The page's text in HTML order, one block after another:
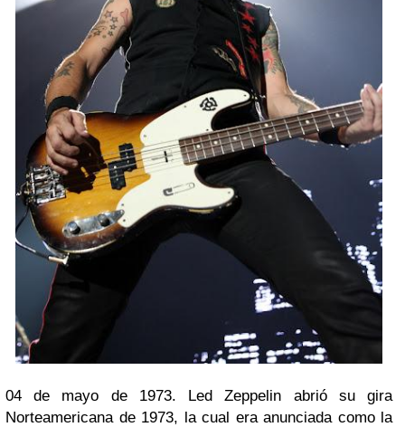
04 de mayo de 1973. Led Zeppelin abrió su gira
Norteamericana de 1973, la cual era anunciada como la